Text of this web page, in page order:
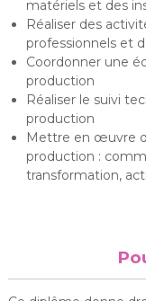
matériels et des
Réaliser des
professionnels et
Coordonner une
production
Réaliser le suivi
production
Mettre en œuvre
production :
transformation,